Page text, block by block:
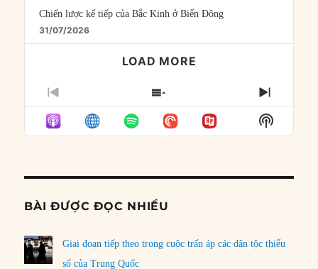
Chiến lược kế tiếp của Bắc Kinh ở Biển Đông
31/07/2026
LOAD MORE
PREVIOUS
EPISODE
SHOW
EPISODES
LIST
NEXT
Show
Podcast
BÀI ĐƯỢC ĐỌC NHIỀU
Giai đoạn tiếp theo trong cuộc trấn áp các dân tộc thiểu
số của Trung Quốc